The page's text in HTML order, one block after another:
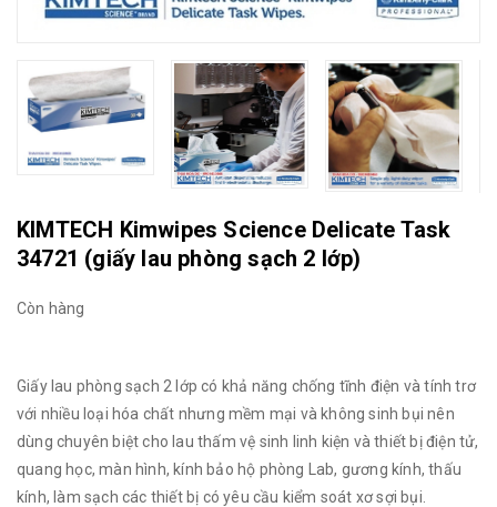
KIMTECH Kimwipes Science Delicate Task
34721 (giấy lau phòng sạch 2 lớp)
Còn hàng
Giấy lau phòng sạch 2 lớp có khả năng chống tĩnh điện và tính trơ
với nhiều loại hóa chất nhưng mềm mại và không sinh bụi nên
dùng chuyên biệt cho lau thấm vệ sinh linh kiện và thiết bị điện tử,
quang học, màn hình, kính bảo hộ phòng Lab, gương kính, thấu
kính, làm sạch các thiết bị có yêu cầu kiểm soát xơ sợi bụi.